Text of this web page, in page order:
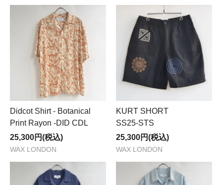
Didcot Shirt - Botanical
Print Rayon -DID CDL
25,300円(税込)
WAX LONDON
KURT SHORT
SS25-STS
25,300円(税込)
WAX LONDON